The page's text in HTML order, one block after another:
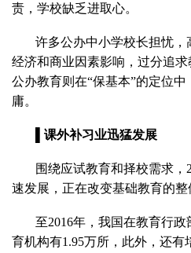
责，学校缺乏进取心。
许多公办中小学校长担忧
经济和商业因素影响，过分追
公办教育则在“保基本”的定位
庸。
▌课外补习业迅猛发展
围绕应试教育和择校需求
速发展，正在改变基础教育的整
至2016年，我国在教育行
育机构有1.95万所，此外，还